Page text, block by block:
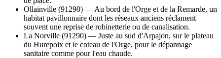
Ollainville (91290) — Au bord de l'Orge et de la Remarde, un
habitat pavillonnaire dont les réseaux anciens réclament
souvent une reprise de robinetterie ou de canalisation.
La Norville (91290) — Juste au sud d'Arpajon, sur le plateau
du Hurepoix et le coteau de l'Orge, pour le dépannage
sanitaire comme pour l'eau chaude.